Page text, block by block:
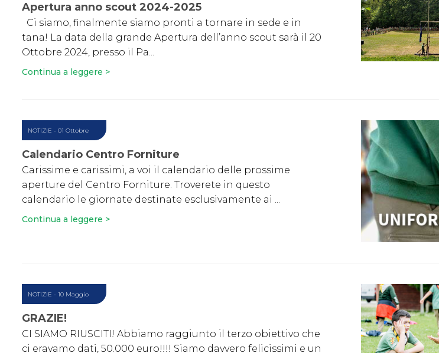
Apertura anno scout 2024-2025
Ci siamo, finalmente siamo pronti a tornare in sede e in
tana! La data della grande Apertura dell’anno scout sarà il 20
Ottobre 2024, presso il Pa...
Continua a leggere >
NOTIZIE - 01 Ottobre
Calendario Centro Forniture
Carissime e carissimi, a voi il calendario delle prossime
aperture del Centro Forniture. Troverete in questo
calendario le giornate destinate esclusivamente ai ...
Continua a leggere >
NOTIZIE - 10 Maggio
GRAZIE!
CI SIAMO RIUSCITI! Abbiamo raggiunto il terzo obiettivo che
ci eravamo dati, 50.000 euro!!!! Siamo davvero felicissimi e un